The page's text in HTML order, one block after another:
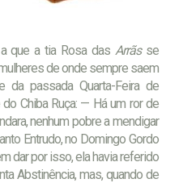
que a tia Rosa das Arrãs se
de onde sempre saem
passada Quarta-Feira de
Chiba Ruça: — Há um ror de
nenhum pobre a mendigar
Entrudo, no Domingo Gordo
dar por isso, ela havia referido
Abstinência, mas, quando de